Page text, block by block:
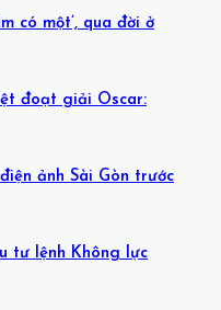
có một’, qua đời ở
đoạt giải Oscar:
ảnh Sài Gòn trước
tư lệnh Không lực